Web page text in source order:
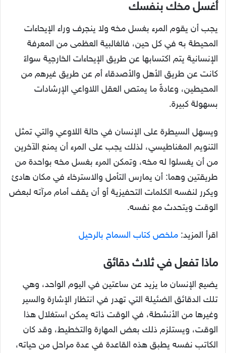
أغسل مخك بنفسك
يجب أن يقوم المرء بغسل مخه ولا ينجرف وراء الإيحاءات
المحيطة به في كل حين، فالغالبية العظمى من المعرفة
الإنسانية يتم اكتسابها عن طريق الإيحاءات الخارجية سواءً
كانت عن طريق الأهل والأصدقاء أم عن طريق غيرهم من
المحيطين، وعادةً ما يمتص العقل اللاواعي الإرشادات
بسهولة كبيرة.
ويسهل السيطرة على الإنسان في حالة اللاوعي والتي تمثل
التنويم المغناطيسي، لذلك يجب على المرء أن يمنع الآخرين
من أن يغسلوا له مخه، وتمكن المرء بغسل مخه بواحدة من
طريقتين وهما: أن يمارس التأمل والاسترخاء في مكان هادئ
ويكرر لنفسه الكلمات التحفيزية أو أن يقف أمام مرآته لبعض
الوقت ويتحدث مع نفسه.
اقرأ المزيد: ملخص كتاب السماح بالرحيل
ماذا تفعل في ثلاث دقائق
يضيع الإنسان ما يزيد عن ساعتين في اليوم الواحد، وهي
تلك الدقائق الضئيلة التي تهدر في انتظار الإشارة والسير
وغيرها من الأنشطة، في الوقت ذاته يمكن استغلال هذا
الوقت، ويستلزم ذلك بعض المهارة والتخطيط، وقد كان
الكاتب نفسه يطبق هذه القاعدة في عدة مراحل من حياته،